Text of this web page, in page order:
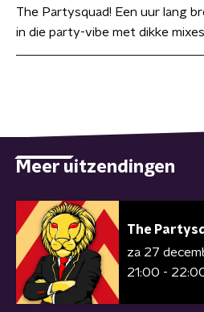
The Partysquad! Een uur lang
in die party-vibe met dikke
Meer uitzendingen
The
za 27
21:00 -